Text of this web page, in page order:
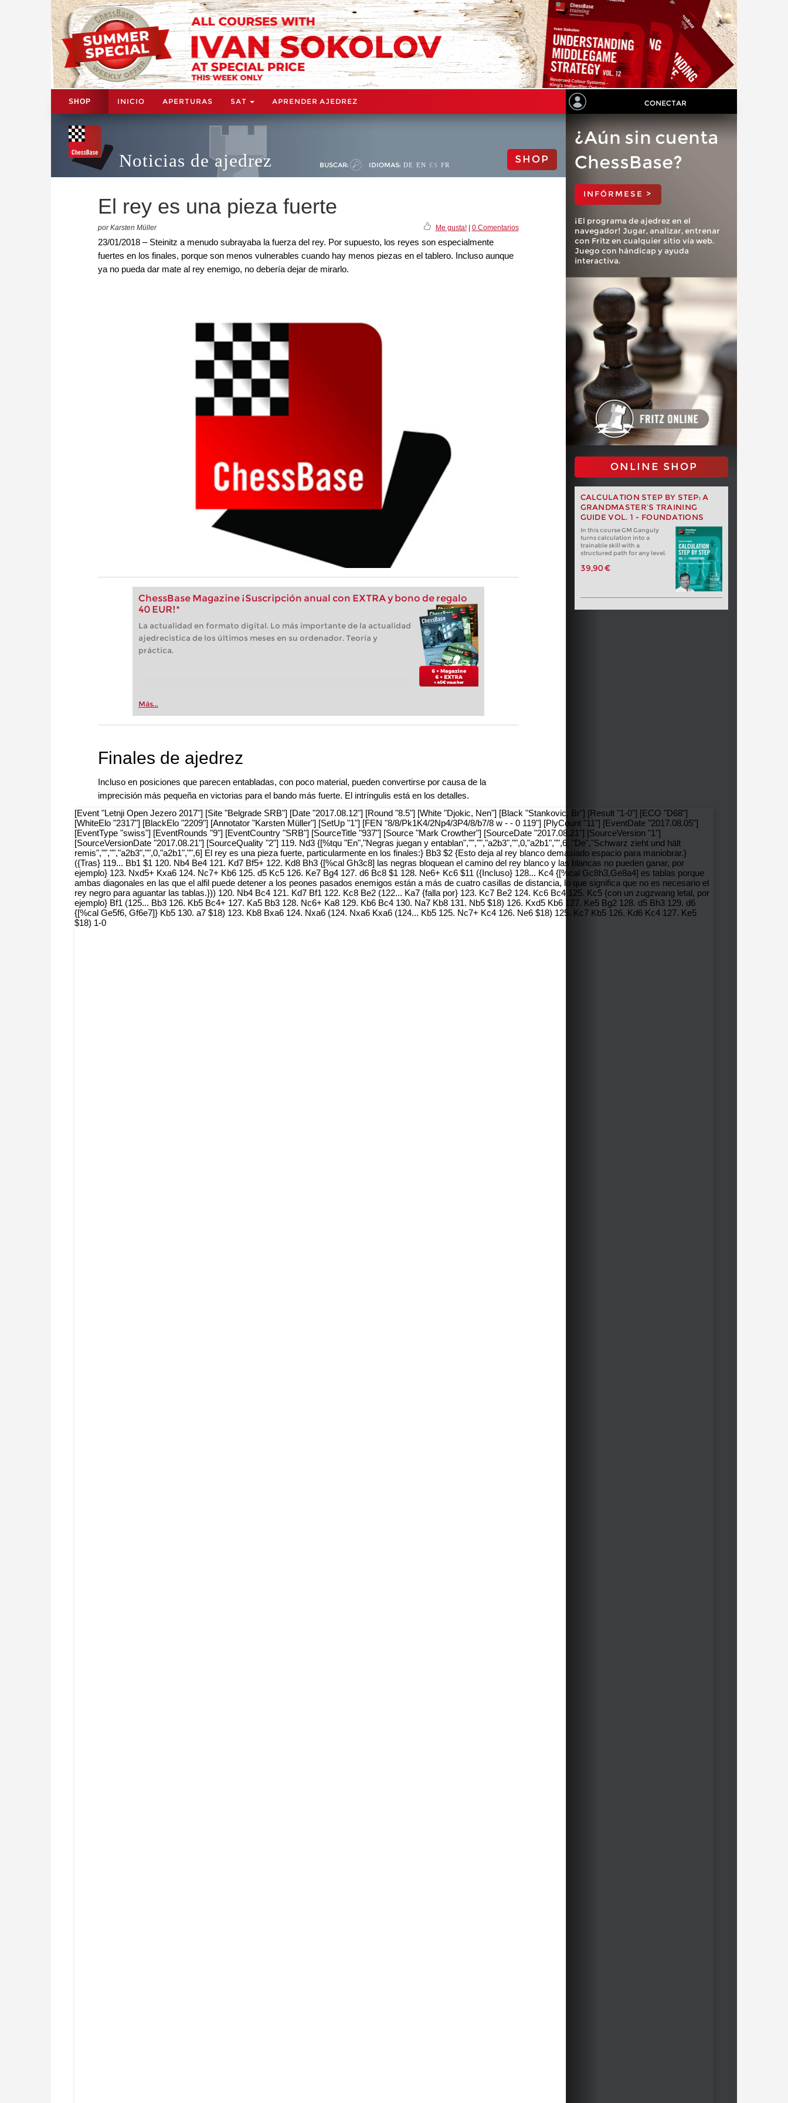
SHOP INICIO APERTURAS SAT APRENDER AJEDREZ CONECTAR
Noticias de ajedrez BUSCAR: IDIOMAS: DE EN ES FR SHOP
El rey es una pieza fuerte
por Karsten Müller Me gusta!| 0 Comentarios
23/01/2018 – Steinitz a menudo subrayaba la fuerza del rey. Por supuesto, los reyes son especialmente
fuertes en los finales, porque son menos vulnerables cuando hay menos piezas en el tablero. Incluso aunque
ya no pueda dar mate al rey enemigo, no debería dejar de mirarlo.
ChessBase Magazine ¡Suscripción anual con EXTRA y bono de regalo
40 EUR!*
La actualidad en formato digital. Lo más importante de la actualidad
ajedrecistica de los últimos meses en su ordenador. Teoría y
práctica.
Más...
¿Aún sin cuenta
ChessBase?
INFÓRMESE >
¡El programa de ajedrez en el
navegador! Jugar, analizar, entrenar
con Fritz en cualquier sitio vía web.
Juego con hándicap y ayuda
interactiva.
ONLINE SHOP
CALCULATION STEP BY STEP: A
GRANDMASTER’S TRAINING
GUIDE VOL. 1 - FOUNDATIONS
In this course GM Ganguly
turns calculation into a
trainable skill with a
structured path for any level.
39,90 €
Finales de ajedrez
Incluso en posiciones que parecen entabladas, con poco material, pueden convertirse por causa de la
imprecisión más pequeña en victorias para el bando más fuerte. El intríngulis está en los detalles.
[Event "Letnji Open Jezero 2017"] [Site "Belgrade SRB"] [Date "2017.08.12"] [Round "8.5"] [White "Djokic, Nen"] [Black "Stankovic, Br"] [Result "1-0"] [ECO "D68"]
[WhiteElo "2317"] [BlackElo "2209"] [Annotator "Karsten Müller"] [SetUp "1"] [FEN "8/8/Pk1K4/2Np4/3P4/8/b7/8 w - - 0 119"] [PlyCount "11"] [EventDate "2017.08.05"]
[EventType "swiss"] [EventRounds "9"] [EventCountry "SRB"] [SourceTitle "937"] [Source "Mark Crowther"] [SourceDate "2017.08.21"] [SourceVersion "1"]
[SourceVersionDate "2017.08.21"] [SourceQuality "2"] 119. Nd3 {[%tqu "En","Negras juegan y entablan","","","a2b3","",0,"a2b1","",6, "De","Schwarz zieht und hält
remis","","","a2b3","",0,"a2b1","",6] El rey es una pieza fuerte, particularmente en los finales:} Bb3 $2 {Esto deja al rey blanco demasiado espacio para maniobrar.}
({Tras} 119... Bb1 $1 120. Nb4 Be4 121. Kd7 Bf5+ 122. Kd8 Bh3 {[%cal Gh3c8] las negras bloquean el camino del rey blanco y las blancas no pueden ganar, por
ejemplo} 123. Nxd5+ Kxa6 124. Nc7+ Kb6 125. d5 Kc5 126. Ke7 Bg4 127. d6 Bc8 $1 128. Ne6+ Kc6 $11 ({Incluso} 128... Kc4 {[%cal Gc8h3,Ge8a4] es tablas porque
ambas diagonales en las que el alfil puede detener a los peones pasados enemigos están a más de cuatro casillas de distancia, lo que significa que no es necesario el
rey negro para aguantar las tablas.})) 120. Nb4 Bc4 121. Kd7 Bf1 122. Kc8 Be2 (122... Ka7 {falla por} 123. Kc7 Be2 124. Kc6 Bc4 125. Kc5 {con un zugzwang letal, por
ejemplo} Bf1 (125... Bb3 126. Kb5 Bc4+ 127. Ka5 Bb3 128. Nc6+ Ka8 129. Kb6 Bc4 130. Na7 Kb8 131. Nb5 $18) 126. Kxd5 Kb6 127. Ke5 Bg2 128. d5 Bh3 129. d6
{[%cal Ge5f6, Gf6e7]} Kb5 130. a7 $18) 123. Kb8 Bxa6 124. Nxa6 (124. Nxa6 Kxa6 (124... Kb5 125. Nc7+ Kc4 126. Ne6 $18) 125. Kc7 Kb5 126. Kd6 Kc4 127. Ke5
$18) 1-0